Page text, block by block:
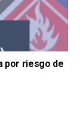
por riesgo de